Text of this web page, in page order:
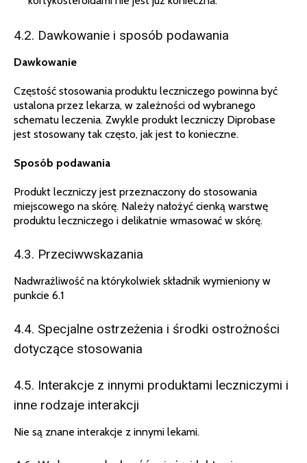
4.2. Dawkowanie i sposób podawania
Dawkowanie
Częstość stosowania produktu leczniczego powinna być
ustalona przez lekarza, w zależności od wybranego
schematu leczenia. Zwykle produkt leczniczy Diprobase
jest stosowany tak często, jak jest to konieczne.
Sposób podawania
Produkt leczniczy jest przeznaczony do stosowania
miejscowego na skórę. Należy nałożyć cienką warstwę
produktu leczniczego i delikatnie wmasować w skórę.
4.3. Przeciwwskazania
Nadwrażliwość na którykolwiek składnik wymieniony w
punkcie 6.1
4.4. Specjalne ostrzeżenia i środki ostrożności
dotyczące stosowania
4.5. Interakcje z innymi produktami leczniczymi i
inne rodzaje interakcji
Nie są znane interakcje z innymi lekami.